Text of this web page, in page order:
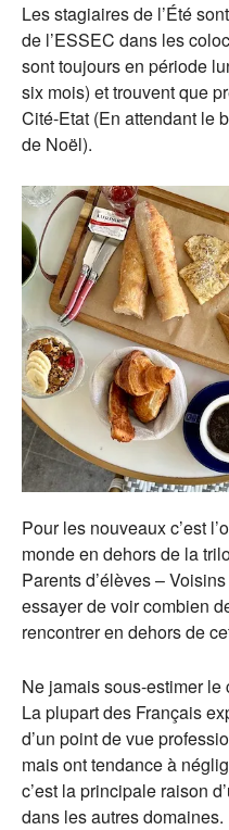
Les stagiaires de l’Été
de l’ESSEC dans les
sont toujours en période
six mois) et trouvent que
Cité-Etat (En attendant le
de Noël).
Pour les nouveaux c’est
monde en dehors de la
Parents d’élèves –
essayer de voir combien
rencontrer en dehors de
Ne jamais sous-estimer le
La plupart des Français
d’un point de vue
mais ont tendance à
c’est la principale raison
dans les autres domaines.